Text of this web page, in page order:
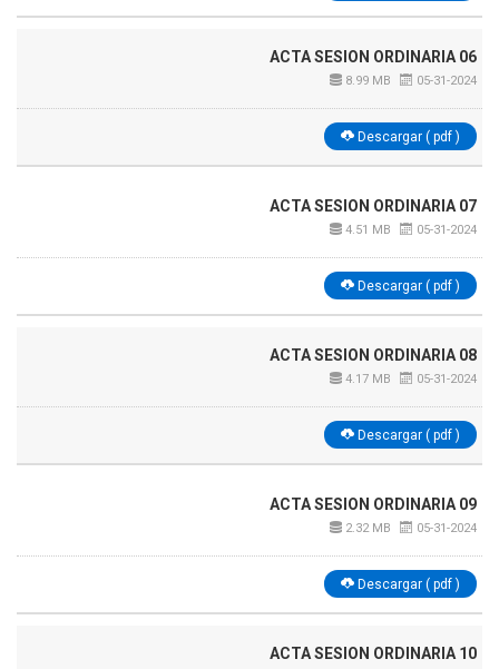
ACTA SESION ORDINARIA 06
8.99 MB 05-31-2024
Descargar ( pdf )
ACTA SESION ORDINARIA 07
4.51 MB 05-31-2024
Descargar ( pdf )
ACTA SESION ORDINARIA 08
4.17 MB 05-31-2024
Descargar ( pdf )
ACTA SESION ORDINARIA 09
2.32 MB 05-31-2024
Descargar ( pdf )
ACTA SESION ORDINARIA 10